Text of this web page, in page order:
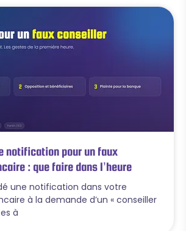
notification pour un faux
: que faire dans l’heure
une notification dans votre
à la demande d’un « conseiller
à